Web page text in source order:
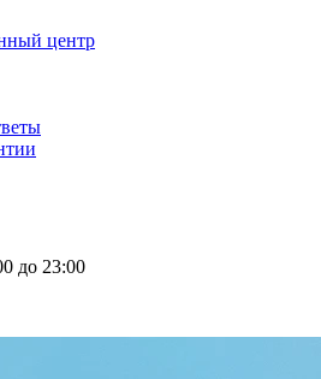
центр
до 23:00